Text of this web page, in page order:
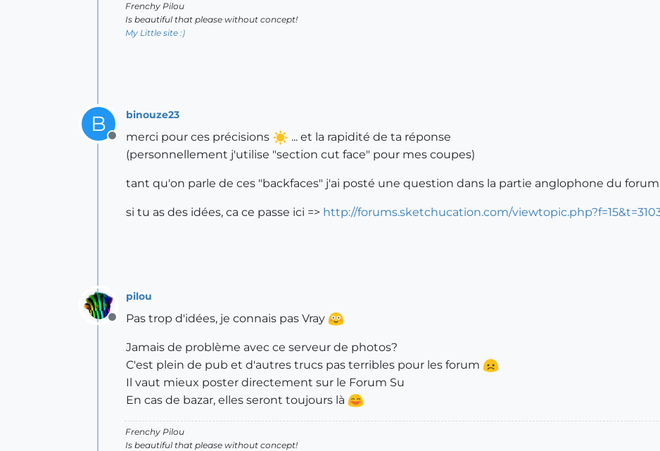
Frenchy Pilou
Is beautiful that please without concept!
My Little site :)
B
Offline
binouze23
merci pour ces précisions
... et la rapidité de ta réponse
(personnellement j'utilise "section cut face" pour mes coupes)
tant qu'on parle de ces "backfaces" j'ai posté une question dans la partie anglophone du forum
si tu as des idées, ca ce passe ici => http://forums.sketchucation.com/
Offline
pilou
Pas trop d'idées, je connais pas Vray
Jamais de problème avec ce serveur de photos?
C'est plein de pub et d'autres trucs pas terribles pour les forum
Il vaut mieux poster directement sur le Forum Su
En cas de bazar, elles seront toujours là
Frenchy Pilou
Is beautiful that please without concept!